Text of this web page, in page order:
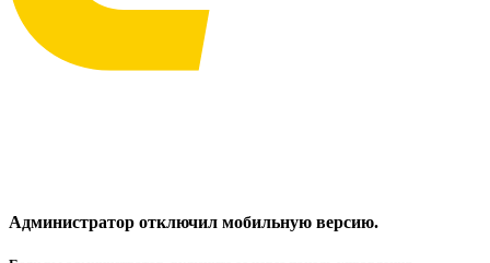
Администратор отключил мобильную версию.